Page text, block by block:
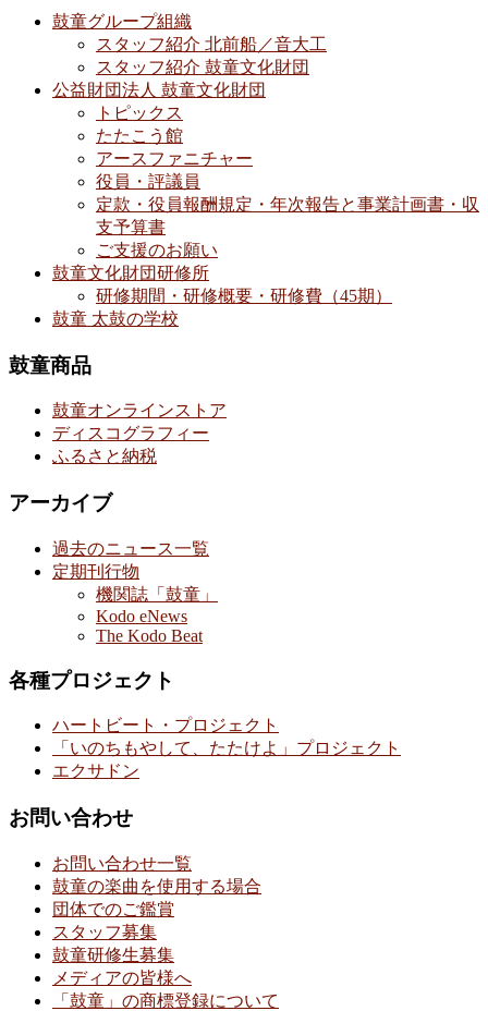
鼓童グループ組織
スタッフ紹介 北前船／音大工
スタッフ紹介 鼓童文化財団
公益財団法人 鼓童文化財団
トピックス
たたこう館
アースファニチャー
役員・評議員
定款・役員報酬規定・年次報告と事業計画書・収
支予算書
ご支援のお願い
鼓童文化財団研修所
研修期間・研修概要・研修費（45期）
鼓童 太鼓の学校
鼓童商品
鼓童オンラインストア
ディスコグラフィー
ふるさと納税
アーカイブ
過去のニュース一覧
定期刊行物
機関誌「鼓童」
Kodo eNews
The Kodo Beat
各種プロジェクト
ハートビート・プロジェクト
「いのちもやして、たたけよ」プロジェクト
エクサドン
お問い合わせ
お問い合わせ一覧
鼓童の楽曲を使用する場合
団体でのご鑑賞
スタッフ募集
鼓童研修生募集
メディアの皆様へ
「鼓童」の商標登録について